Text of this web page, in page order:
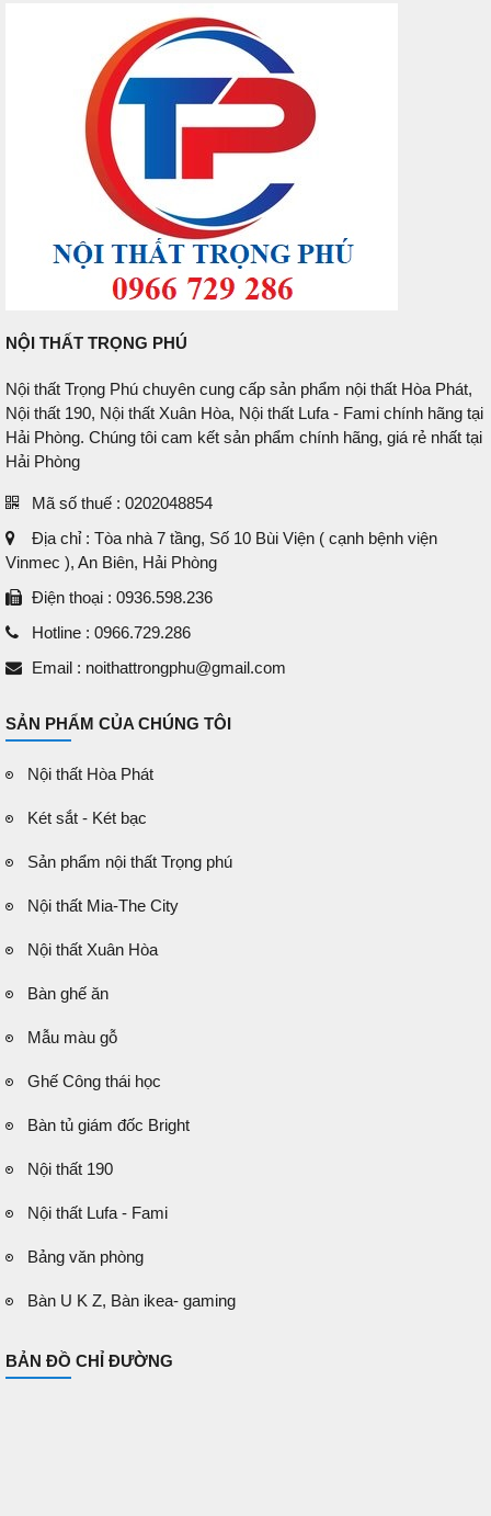
NỘI THẤT TRỌNG PHÚ
Nội thất Trọng Phú chuyên cung cấp sản phẩm nội thất Hòa Phát,
Nội thất 190, Nội thất Xuân Hòa, Nội thất Lufa - Fami chính hãng tại
Hải Phòng. Chúng tôi cam kết sản phẩm chính hãng, giá rẻ nhất tại
Hải Phòng
Mã số thuế : 0202048854
Địa chỉ : Tòa nhà 7 tầng, Số 10 Bùi Viện ( cạnh bệnh viện
Vinmec ), An Biên, Hải Phòng
Điện thoại : 0936.598.236
Hotline : 0966.729.286
Email : noithattrongphu@gmail.com
SẢN PHẨM CỦA CHÚNG TÔI
Nội thất Hòa Phát
Két sắt - Két bạc
Sản phẩm nội thất Trọng phú
Nội thất Mia-The City
Nội thất Xuân Hòa
Bàn ghế ăn
Mẫu màu gỗ
Ghế Công thái học
Bàn tủ giám đốc Bright
Nội thất 190
Nội thất Lufa - Fami
Bảng văn phòng
Bàn U K Z, Bàn ikea- gaming
BẢN ĐỒ CHỈ ĐƯỜNG